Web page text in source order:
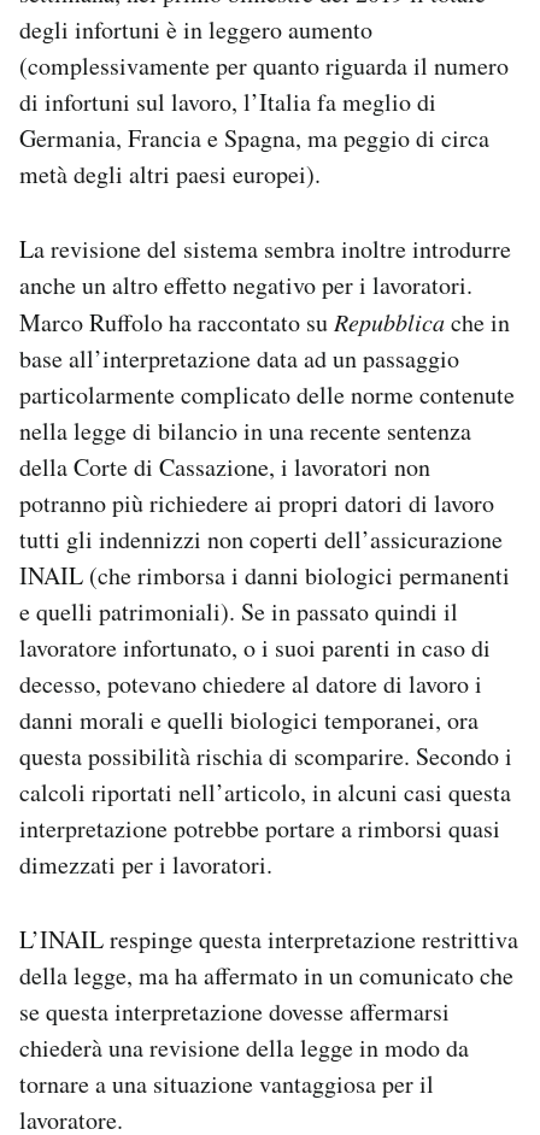
degli infortuni è in leggero aumento
(complessivamente per quanto riguarda il numero
di infortuni sul lavoro, l’Italia fa meglio di
Germania, Francia e Spagna, ma peggio di circa
metà degli altri paesi europei).
La revisione del sistema sembra inoltre introdurre
anche un altro effetto negativo per i lavoratori.
Marco Ruffolo ha raccontato suRepubblicache in
base all’interpretazione data ad un passaggio
particolarmente complicato delle norme contenute
nella legge di bilancio in una recente sentenza
della Corte di Cassazione, i lavoratori non
potranno più richiedere ai propri datori di lavoro
tutti gli indennizzi non coperti dell’assicurazione
INAIL (che rimborsa i danni biologici permanenti
e quelli patrimoniali). Se in passato quindi il
lavoratore infortunato, o i suoi parenti in caso di
decesso, potevano chiedere al datore di lavoro i
danni morali e quelli biologici temporanei, ora
questa possibilità rischia di scomparire. Secondo i
calcoli riportati nell’articolo, in alcuni casi questa
interpretazione potrebbe portare a rimborsi quasi
dimezzati per i lavoratori.
L’INAIL respinge questa interpretazione restrittiva
della legge, ma ha affermato in un comunicato che
se questa interpretazione dovesse affermarsi
chiederà una revisione della legge in modo da
tornare a una situazione vantaggiosa per il
lavoratore.